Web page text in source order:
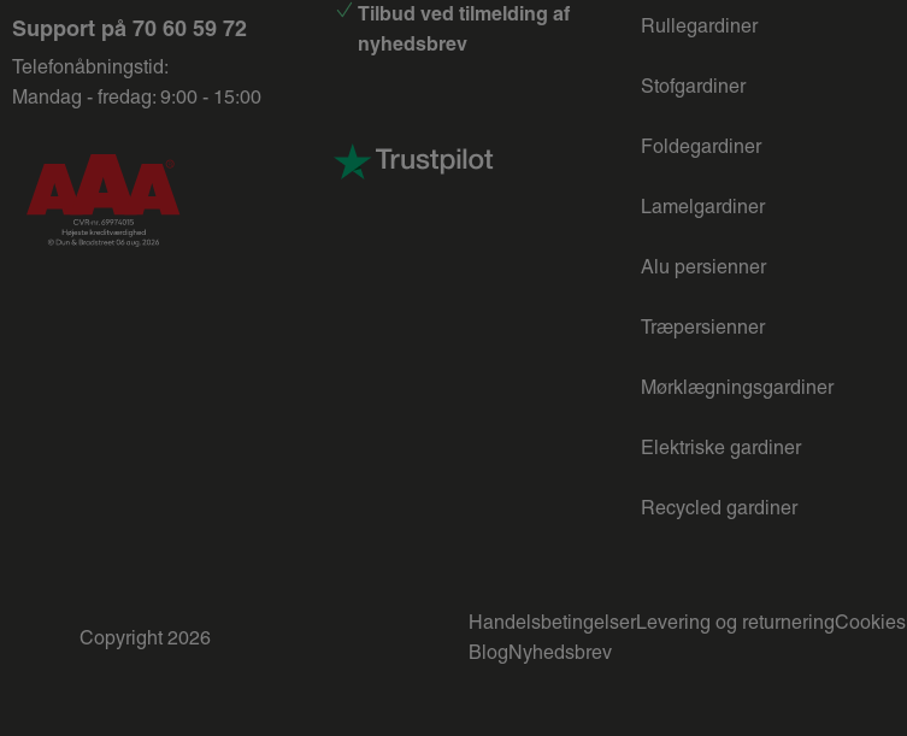
Support på 70 60 59 72
Telefonåbningstid:
Mandag - fredag: 9:00 - 15:00
Tilbud ved tilmelding af
nyhedsbrev
Rullegardiner
Stofgardiner
Foldegardiner
Lamelgardiner
Alu persienner
Træpersienner
Mørklægningsgardiner
Elektriske gardiner
Recycled gardiner
Copyright 2026
HandelsbetingelserLevering og returneringCookies
BlogNyhedsbrev